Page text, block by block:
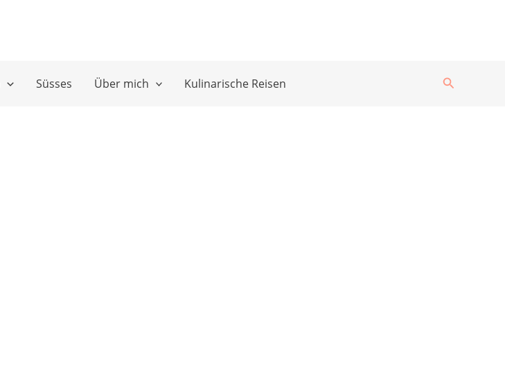
Süsses Über mich Kulinarische Reisen Suchen